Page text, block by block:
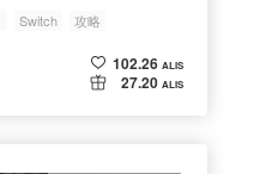
Switch
攻略
102.26 ALIS
27.20 ALIS